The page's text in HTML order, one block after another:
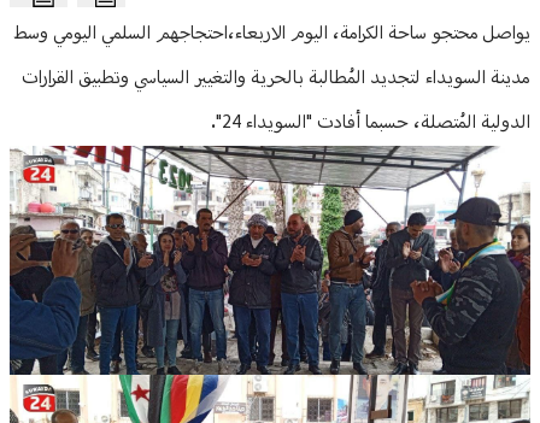
Article Content
يواصل محتجو ساحة الكرامة، اليوم الاربعاء،احتجاجهم السلمي اليومي وسط
مدينة السويداء لتجديد المُطالبة بالحرية والتغيير السياسي وتطبيق القرارات
الدولية المُتصلة، حسبما أفادت "السويداء 24".